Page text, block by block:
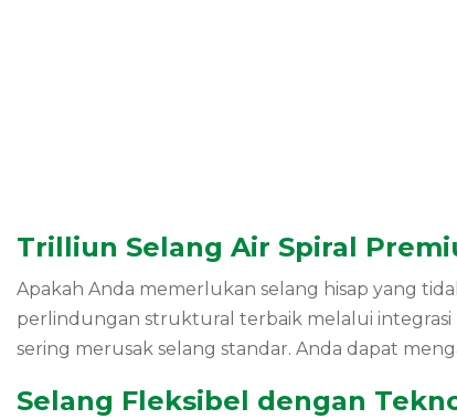
Trilliun Selang Air Spiral
Apakah Anda memerlukan selang hisap yang
perlindungan struktural terbaik melalui integrasi
sering merusak selang standar. Anda dapat
Selang Fleksibel dengan